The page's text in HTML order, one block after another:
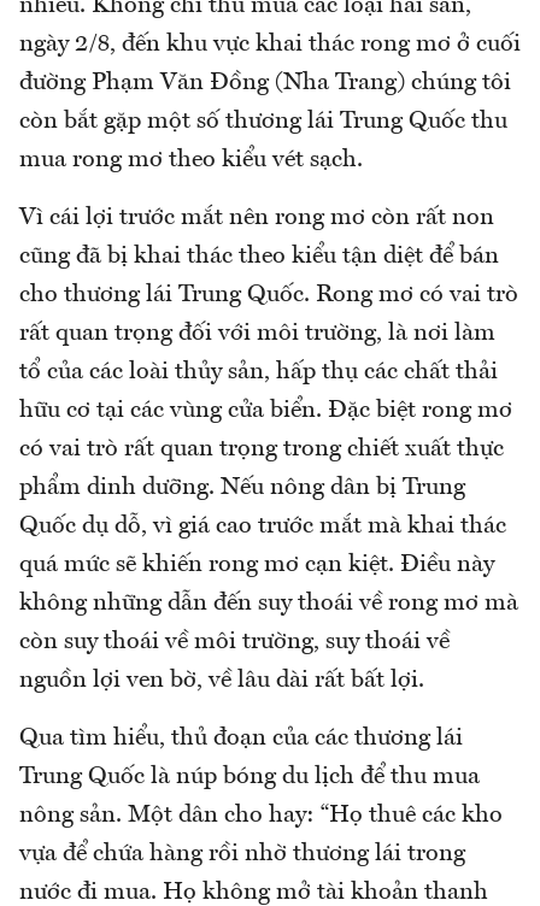
nhiều. Không chỉ thu mua các loại hải sản,
ngày 2/8, đến khu vực khai thác rong mơ ở cuối
đường Phạm Văn Đồng (Nha Trang) chúng tôi
còn bắt gặp một số thương lái Trung Quốc thu
mua rong mơ theo kiểu vét sạch.
Vì cái lợi trước mắt nên rong mơ còn rất non
cũng đã bị khai thác theo kiểu tận diệt để bán
cho thương lái Trung Quốc. Rong mơ có vai trò
rất quan trọng đối với môi trường, là nơi làm
tổ của các loài thủy sản, hấp thụ các chất thải
hữu cơ tại các vùng cửa biển. Đặc biệt rong mơ
có vai trò rất quan trọng trong chiết xuất thực
phẩm dinh dưỡng. Nếu nông dân bị Trung
Quốc dụ dỗ, vì giá cao trước mắt mà khai thác
quá mức sẽ khiến rong mơ cạn kiệt. Điều này
không những dẫn đến suy thoái về rong mơ mà
còn suy thoái về môi trường, suy thoái về
nguồn lợi ven bờ, về lâu dài rất bất lợi.
Qua tìm hiểu, thủ đoạn của các thương lái
Trung Quốc là núp bóng du lịch để thu mua
nông sản. Một dân cho hay: “Họ thuê các kho
vựa để chứa hàng rồi nhờ thương lái trong
nước đi mua. Họ không mở tài khoản thanh